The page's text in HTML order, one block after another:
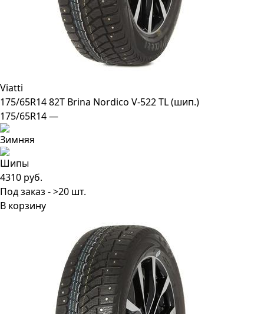
Viatti
175/65R14 82T Brina Nordico V-522 TL (шип.)
175/65R14 —
4310 руб.
Под заказ - >20 шт.
В корзину